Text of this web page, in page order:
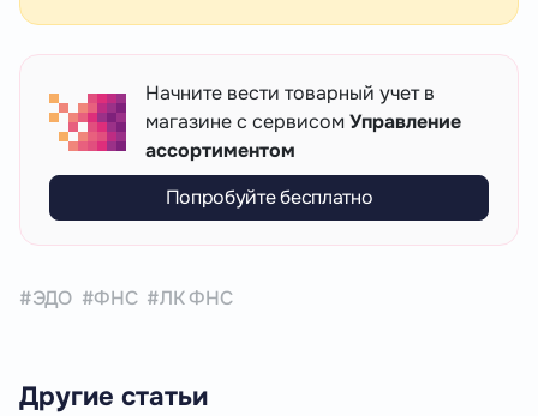
Начните вести товарный учет в
магазине с сервисомУправление
ассортиментом
Попробуйте бесплатно
ЭДО ФНС ЛК ФНС
Другие статьи